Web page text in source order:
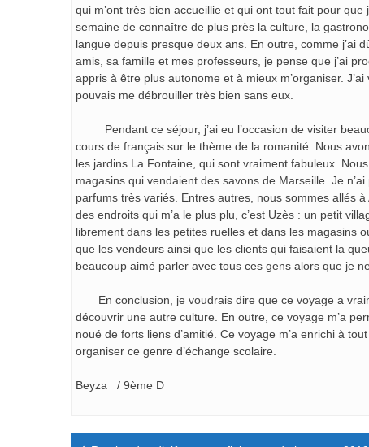
qui m’ont très bien accueillie et qui ont tout fait pour
semaine de connaître de plus près la culture, la
langue depuis presque deux ans. En outre, comme j’ai
amis, sa famille et mes professeurs, je pense que j’ai
appris à être plus autonome et à mieux m’organiser.
pouvais me débrouiller très bien sans eux.
Pendant ce séjour, j’ai eu l’occasion de visiter
cours de français sur le thème de la romanité. Nous
les jardins La Fontaine, qui sont vraiment fabuleux.
magasins qui vendaient des savons de Marseille. Je
parfums très variés. Entres autres, nous sommes allés
des endroits qui m’a le plus plu, c’est Uzès : un petit
librement dans les petites ruelles et dans les magasins
que les vendeurs ainsi que les clients qui faisaient la
beaucoup aimé parler avec tous ces gens alors que je
En conclusion, je voudrais dire que ce voyage a
découvrir une autre culture. En outre, ce voyage m’a
noué de forts liens d’amitié. Ce voyage m’a enrichi à
organiser ce genre
Beyza / 9ème D